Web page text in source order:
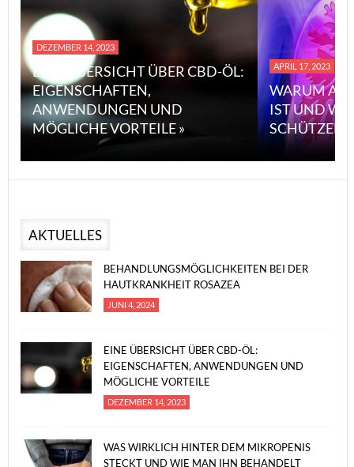
DEZEMBER 14, 2023
EINE ÜBERSICHT ÜBER CBD-ÖL:
EIGENSCHAFTEN,
ANWENDUNGEN UND
MÖGLICHE VORTEILE »
APRIL 17, 2023
WARUM
IST UND WIE
SCHÜTZEN
AKTUELLES
BEHANDLUNGSMÖGLICHKEITEN BEI DER
HAUTKRANKHEIT ROSAZEA
JUNI 4, 2024
EINE ÜBERSICHT ÜBER CBD-ÖL:
EIGENSCHAFTEN, ANWENDUNGEN UND
MÖGLICHE VORTEILE
DEZEMBER 14, 2023
WAS WIRKLICH HINTER DEM MIKROPENIS
STECKT UND WIE MAN IHN BEHANDELT